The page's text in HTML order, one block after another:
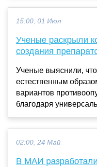
15:00, 01 Июл
Ученые раскрыли
создания
Ученые выяснили,
естественным
вариантов
благодаря
02:00, 24 Май
В МАИ